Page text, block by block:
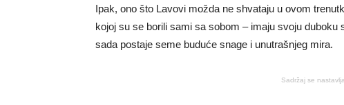
Ipak, ono što Lavovi možda ne shvataju u ovom
kojoj su se borili sami sa sobom – imaju svoju
sada postaje seme buduće snage i unutrašnjeg mira.
Sadržaj se